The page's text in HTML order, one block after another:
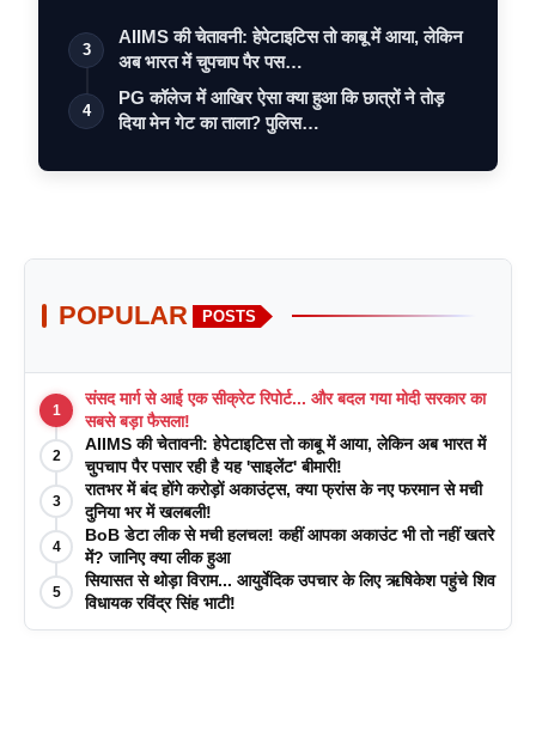
3
AIIMS की चेतावनी: हेपेटाइटिस तो काबू में आया, लेकिन
अब भारत में चुपचाप पैर पस…
4
PG कॉलेज में आखिर ऐसा क्या हुआ कि छात्रों ने तोड़
दिया मेन गेट का ताला? पुलिस…
POPULAR POSTS
1
संसद मार्ग से आई एक सीक्रेट रिपोर्ट... और बदल गया मोदी सरकार का
सबसे बड़ा फैसला!
2
AIIMS की चेतावनी: हेपेटाइटिस तो काबू में आया, लेकिन अब भारत में
चुपचाप पैर पसार रही है यह 'साइलेंट' बीमारी!
3
रातभर में बंद होंगे करोड़ों अकाउंट्स, क्या फ्रांस के नए फरमान से मची
दुनिया भर में खलबली!
4
BoB डेटा लीक से मची हलचल! कहीं आपका अकाउंट भी तो नहीं खतरे
में? जानिए क्या लीक हुआ
5
सियासत से थोड़ा विराम... आयुर्वेदिक उपचार के लिए ऋषिकेश पहुंचे शिव
विधायक रविंद्र सिंह भाटी!